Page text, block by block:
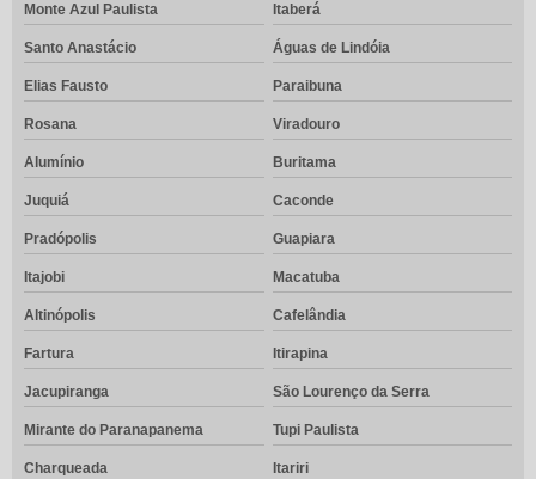
Monte Azul Paulista Itaberá
Santo Anastácio Águas de Lindóia
Elias Fausto Paraibuna
Rosana Viradouro
Alumínio Buritama
Juquiá Caconde
Pradópolis Guapiara
Itajobi Macatuba
Altinópolis Cafelândia
Fartura Itirapina
Jacupiranga São Lourenço da Serra
Mirante do Paranapanema Tupi Paulista
Charqueada Itariri